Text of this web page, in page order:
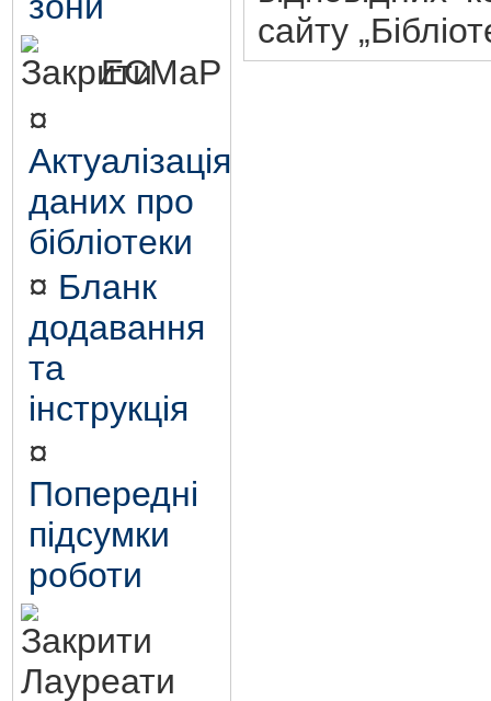
ЕСМаР
¤
Актуалізація
даних про
бібліотеки
¤ Бланк
додавання
та
інструкція
¤
Попередні
підсумки
роботи
Лауреати
сайту